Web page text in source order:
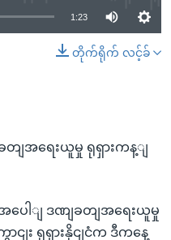
1:23
တိုက်ရိုက် လင့်ခ်
တျအရေးယူမှု ရုရှားကန့ျ
အပေါျ ဒဏျခတျအရေးယူမှု
း ရုရှားနိုငျငံက ဒီကနေ့